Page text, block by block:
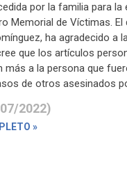
por la familia para la
Memorial de Víctimas. El
ha agradecido a
que los artículos
más a la persona que
de otros asesinados
2022)
»